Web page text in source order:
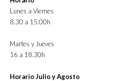
Lunes a Viernes
8.30 a 15.00h
Martes y Jueves
16 a 18.30h
Horario Julio y Agosto